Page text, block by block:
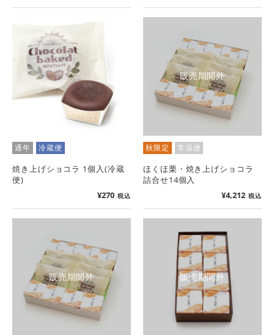
通年 冷蔵便
焼き上げショコラ 1個入(冷蔵
便)
¥270 税込
販売期間外
秋限定 常温便
ほくほ栗・焼き上げショコラ
詰合せ14個入
¥4,212 税込
販売期間外 販売期間外